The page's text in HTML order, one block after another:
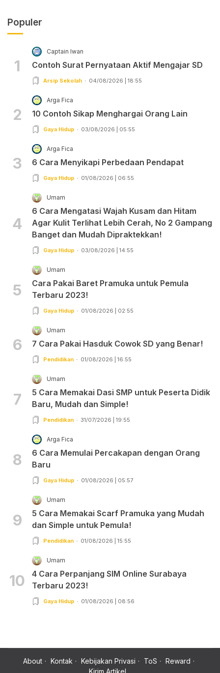
Populer
1
Captain Iwan
Contoh Surat Pernyataan Aktif Mengajar SD
Arsip Sekolah 04/08/2026 | 18:55
2
Arga Fica
10 Contoh Sikap Menghargai Orang Lain
Gaya Hidup 03/08/2026 | 05:55
3
Arga Fica
6 Cara Menyikapi Perbedaan Pendapat
Gaya Hidup 01/08/2026 | 06:55
4
Umam
6 Cara Mengatasi Wajah Kusam dan Hitam
Agar Kulit Terlihat Lebih Cerah, No 2 Gampang
Banget dan Mudah Dipraktekkan!
Gaya Hidup 03/08/2026 | 14:55
5
Umam
Cara Pakai Baret Pramuka untuk Pemula
Terbaru 2023!
Gaya Hidup 01/08/2026 | 02:55
6
Umam
7 Cara Pakai Hasduk Cowok SD yang Benar!
Pendidikan 01/08/2026 | 16:55
7
Umam
5 Cara Memakai Dasi SMP untuk Peserta Didik
Baru, Mudah dan Simple!
Pendidikan 31/07/2026 | 19:55
8
Arga Fica
6 Cara Memulai Percakapan dengan Orang
Baru
Gaya Hidup 01/08/2026 | 05:57
9
Umam
5 Cara Memakai Scarf Pramuka yang Mudah
dan Simple untuk Pemula!
Pendidikan 01/08/2026 | 15:55
10
Umam
4 Cara Perpanjang SIM Online Surabaya
Terbaru 2023!
Gaya Hidup 01/08/2026 | 08:56
About Kontak Kebijakan Privasi ToS
Reward
Kirim Artikel